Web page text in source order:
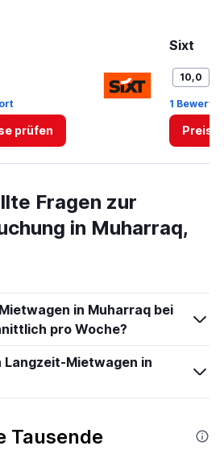
prüfen
Sixt
10,0
1
Preise
Fragen zur
in Muharraq,
in Muharraq bei
pro Woche?
Langzeit-Mietwagen in
Tausende